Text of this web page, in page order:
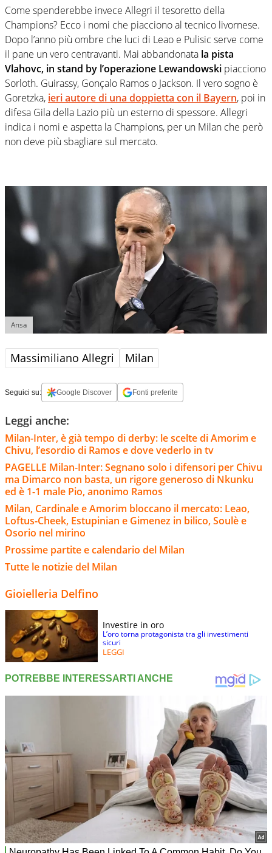
Come spenderebbe invece Allegri il tesoretto della
Champions? Ecco i nomi che piacciono al tecnico livornese.
Dopo l’anno più ombre che luci di Leao e Pulisic serve come
il pane un vero centravanti. Mai abbandonata la pista
Vlahovc, in stand by l’operazione Lewandowski piacciono
Sorloth. Guirassy, Gonçalo Ramos o Jackson. Il vero sogno è
Goretzka, ieri autore di una doppietta con il Bayern, poi in
difesa Gila della Lazio più un esterno di spessore. Allegri
indica i nomi e aspetta la Champions, per un Milan che però
non deve più sbagliare sul mercato.
Ansa
Massimiliano Allegri Milan
Seguici su: Google Discover Fonti preferite
Leggi anche:
Milan-Inter, è già tempo di derby: le scelte di Amorim e
Chivu, l’esordio di Ramos e dove vederlo in tv
PAGELLE Milan-Inter: Segnano solo i difensori per Chivu
ma Dimarco non basta, un rigore generoso di Nkunku
ed è 1-1 male Pio, anonimo Ramos
Milan, Cardinale e Amorim bloccano il mercato: Leao,
Loftus-Cheek, Estupinian e Gimenez in bilico, Soulè e
Osorio nel mirino
Prossime partite e calendario del Milan
Tutte le notizie del Milan
Gioielleria Delfino
Investire in oro
L’oro torna protagonista tra gli investimenti
sicuri
LEGGI